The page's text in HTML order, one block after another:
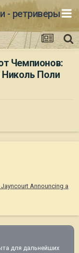
- ретриверы
Чемпионов:
Николь Поли
Announcing a
для дальнейших